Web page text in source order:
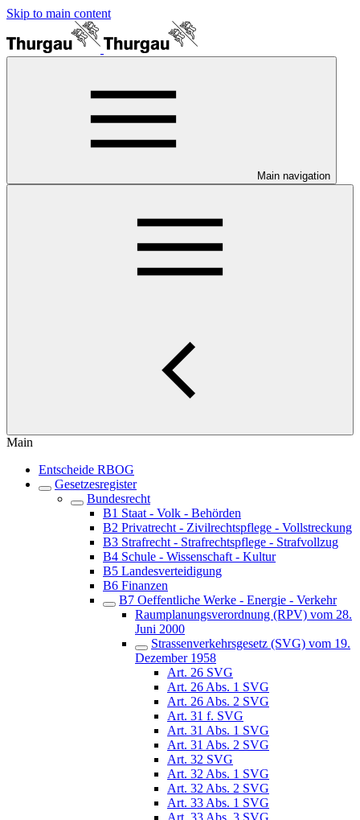
Skip to main content
Main navigation
Main
Entscheide RBOG
Gesetzesregister
Bundesrecht
B1 Staat - Volk - Behörden
B2 Privatrecht - Zivilrechtspflege - Vollstreckung
B3 Strafrecht - Strafrechtspflege - Strafvollzug
B4 Schule - Wissenschaft - Kultur
B5 Landesverteidigung
B6 Finanzen
B7 Oeffentliche Werke - Energie - Verkehr
Raumplanungsverordnung (RPV) vom 28.
Juni 2000
Strassenverkehrsgesetz (SVG) vom 19.
Dezember 1958
Art. 26 SVG
Art. 26 Abs. 1 SVG
Art. 26 Abs. 2 SVG
Art. 31 f. SVG
Art. 31 Abs. 1 SVG
Art. 31 Abs. 2 SVG
Art. 32 SVG
Art. 32 Abs. 1 SVG
Art. 32 Abs. 2 SVG
Art. 33 Abs. 1 SVG
Art. 33 Abs. 3 SVG